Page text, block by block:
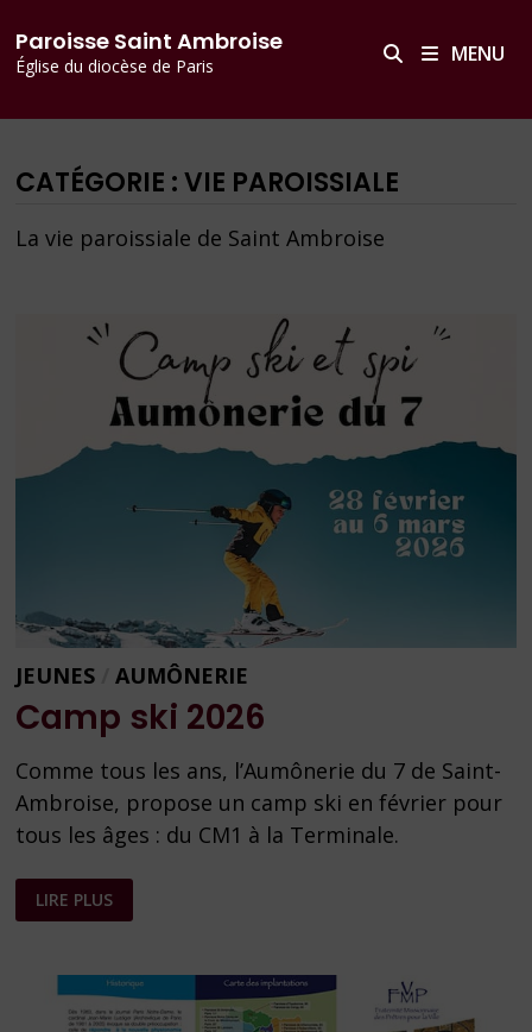
principal
au
contenu
Paroisse Saint Ambroise
Église du diocèse de Paris MENU
CATÉGORIE :VIE PAROISSIALE
La vie paroissiale de Saint Ambroise
JEUNES /AUMÔNERIE
Camp ski 2026
Comme tous les ans, l’Aumônerie du 7 de Saint-
Ambroise, propose un camp ski en février pour
tous les âges : du CM1 à la Terminale.
CAMP
SKI
2026
LIRE PLUS